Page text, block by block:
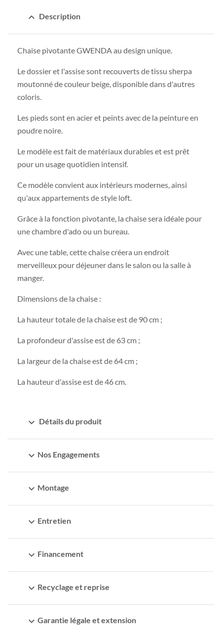
expand_less Description
Chaise pivotante GWENDA au design unique.
Le dossier et l'assise sont recouverts de tissu sherpa
moutonné de couleur beige, disponible dans d'autres
coloris.
Les pieds sont en acier et peints avec de la peinture en
poudre noire.
Le modèle est fait de matériaux durables et est prêt
pour un usage quotidien intensif.
Ce modèle convient aux intérieurs modernes, ainsi
qu'aux appartements de style loft.
Grâce à la fonction pivotante, la chaise sera idéale pour
une chambre d'ado ou un bureau.
Avec une table, cette chaise créera un endroit
merveilleux pour déjeuner dans le salon ou la salle à
manger.
Dimensions de la chaise :
La hauteur totale de la chaise est de 90 cm ;
La profondeur d'assise est de 63 cm ;
La largeur de la chaise est de 64 cm ;
La hauteur d'assise est de 46 cm.
expand_more Détails du produit
expand_more Nos Engagements
expand_more Montage
expand_more Entretien
expand_more Financement
expand_more Recyclage et reprise
expand_more Garantie légale et extension